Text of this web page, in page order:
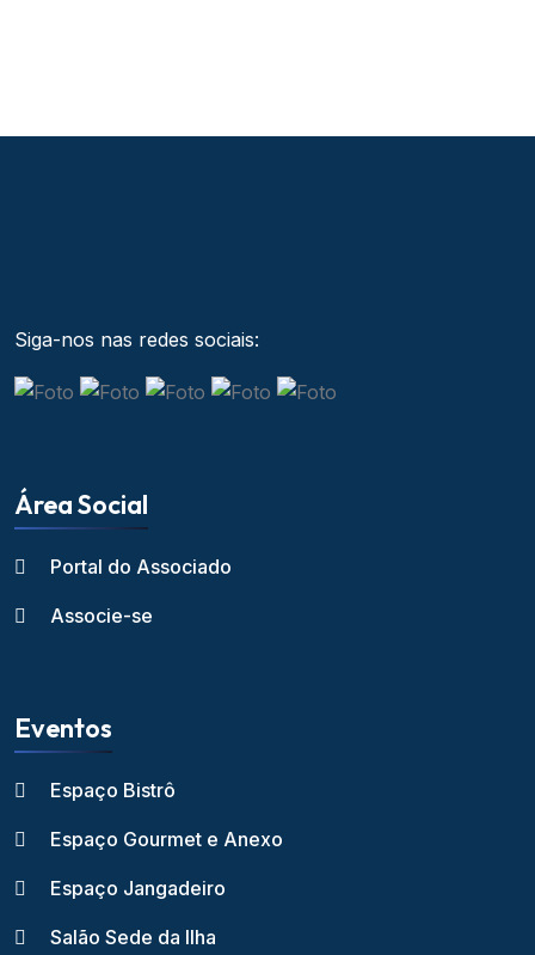
Siga-nos nas redes sociais:
Área Social
Portal do Associado
Associe-se
Eventos
Espaço Bistrô
Espaço Gourmet e Anexo
Espaço Jangadeiro
Salão Sede da Ilha